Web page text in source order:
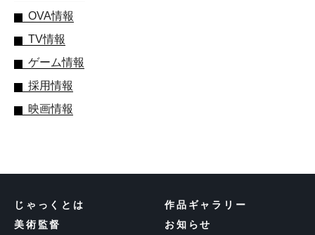
OVA情報
TV情報
ゲーム情報
採用情報
映画情報
じゃっくとは
美術監督
作品ギャラリー
お知らせ